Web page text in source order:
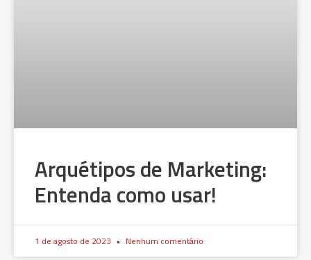
Arquétipos de Marketing:
Entenda como usar!
1 de agosto de 2023 Nenhum comentário